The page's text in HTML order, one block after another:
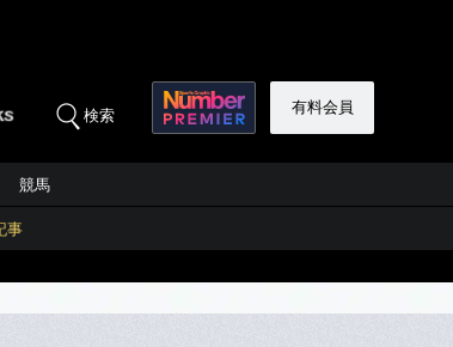
検索 有料会員
競馬
事